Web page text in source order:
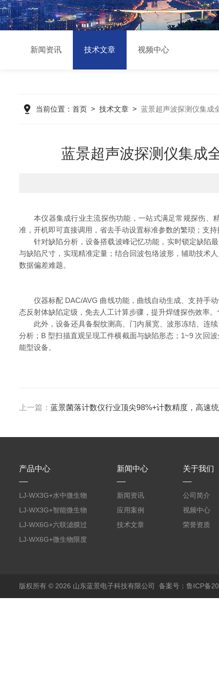
新闻资讯 技术文章 视频中心
当前位置： 首页 > 技术文章 > 蓝景超声波探测仪集成
蓝景超声波探测仪集成
本仪器集成行业主流探伤功能，一站式满足常规探伤、
准，开机即可直接调用，省去手动设置标准参数的繁琐；支
针对缺陷分析，设备搭载波峰记忆功能，实时锁定缺陷
与缺陷尺寸，实现精准定量；结合回波包络波形，辅助技术
数据偏差难题。
仪器标配 DAC/AVG 曲线功能，曲线自动生成、支持手
态反射体缺陷定级，免去人工计算步骤，提升焊缝探伤效率
此外，设备还具备裂纹测高、门内展宽、波形冻结、连
分析；B 型扫描直观呈现工件横截面与缺陷形态；1~9 次回
能型设备。
上一篇： 蓝景菌落计数仪行业顶尖98%+计数精度，高速
产品中心
LJ-WX3G+水中微生物
膜过滤装置
LJ-WX3G+智能微生物
限度仪
LJ-WX6G+六联滤膜过
滤器
LJ-WX6G+微生物限度
新闻中心
新闻资讯
应用案例
技术文章
关于我们
公司简介
视频中心
荣誉资质
版权所有 © 2026 山东蓝景电子科技有限公司 备案号：鲁ICP备